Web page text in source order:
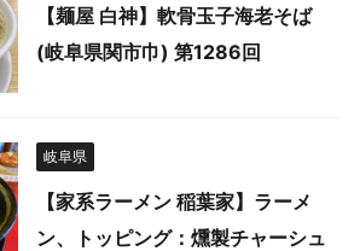
【麺屋 白神】軟骨玉子海老そば
(岐阜県関市巾) 第1286回
岐阜県
【家系ラーメン 稲葉家】ラーメ
ン、トッピング：燻製チャーシュ